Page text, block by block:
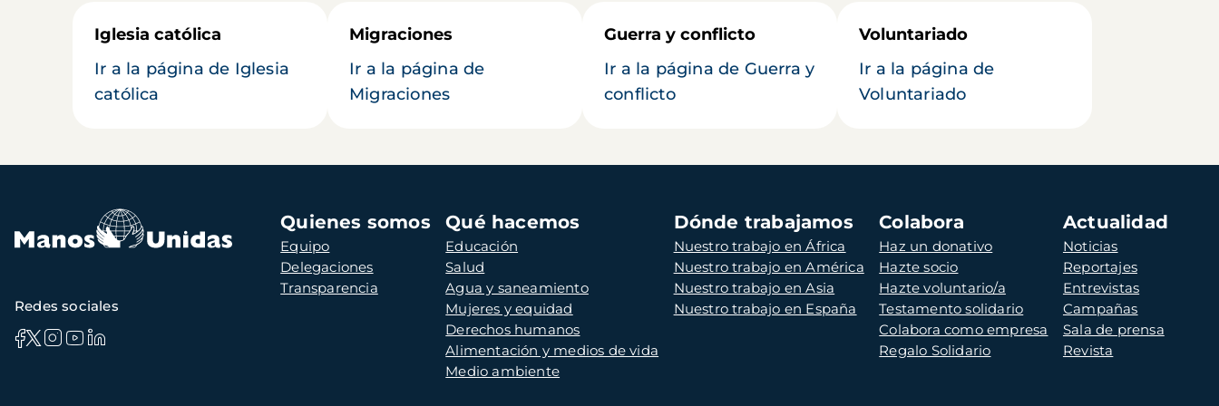
Iglesia católica
Ir a la página de Iglesia
católica
Migraciones
Ir a la página de
Migraciones
Guerra y conflicto
Ir a la página de Guerra y
conflicto
Voluntariado
Ir a la página de
Voluntariado
Navegación
principal
Quienes somos
Equipo
Delegaciones
Transparencia
Qué hacemos
Educación
Salud
Agua y saneamiento
Mujeres y equidad
Derechos humanos
Alimentación y medios de vida
Medio ambiente
Dónde trabajamos
Nuestro trabajo en África
Nuestro trabajo en América
Nuestro trabajo en Asia
Nuestro trabajo en España
Colabora
Haz un donativo
Hazte socio
Hazte voluntario/a
Testamento solidario
Colabora como empresa
Regalo Solidario
Actualidad
Noticias
Reportajes
Entrevistas
Campañas
Sala de prensa
Revista
Redes sociales